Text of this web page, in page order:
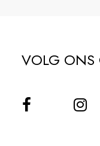
VOLG ONS